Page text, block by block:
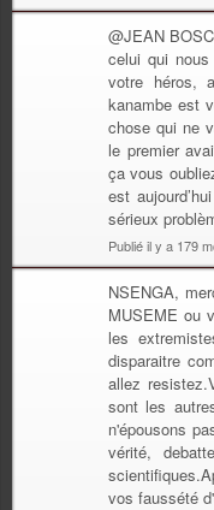
@JEAN
celui qui
votre héros,
kanambe est
chose qui ne
le premier
ça vous
est
sérieux
Publié il y a 179
NSENGA,
MUSEME ou
les
disparaitre
allez
sont les
n'épousons
vérité,
vos faussété